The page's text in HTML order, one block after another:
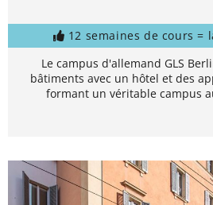
12 semaines de cours =
Le campus d'allemand GLS
bâtiments avec un hôtel et des
formant un véritable campus